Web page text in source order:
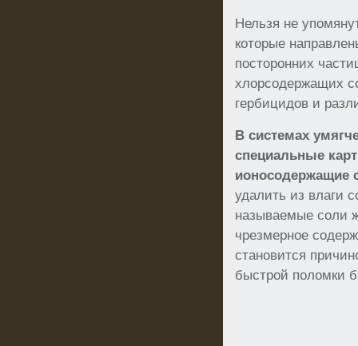
Нельзя не
которые
посторонних
хлорсодержащих
гербицидов и
В системах
специальные
ионосодержащие
удалить из влаги
называемые соли
чрезмерное
становится
быстрой поломки